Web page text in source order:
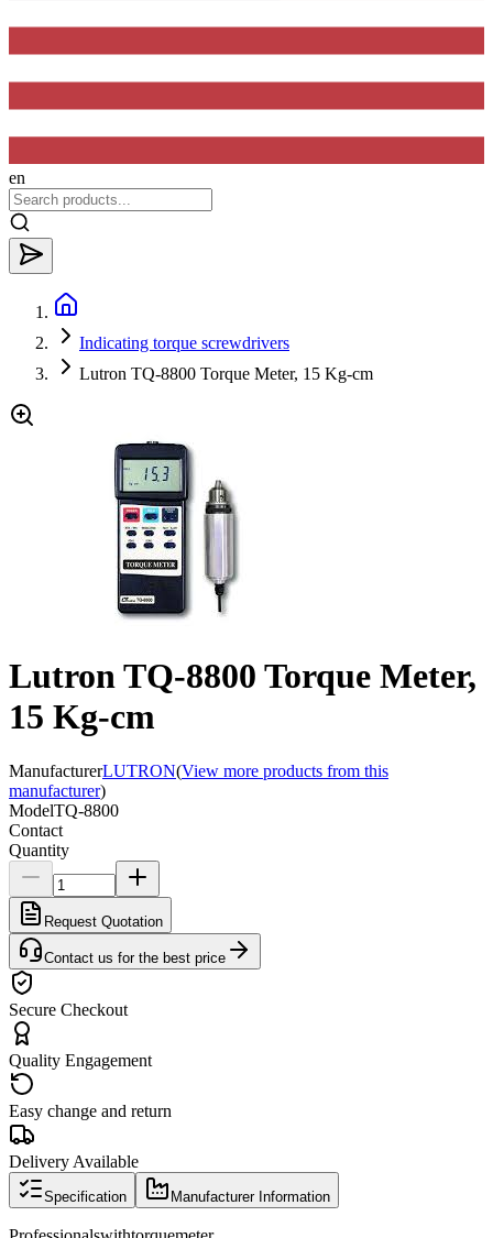
en
Indicating torque screwdrivers
Lutron TQ-8800 Torque Meter, 15 Kg-cm
Lutron TQ-8800 Torque Meter,
15 Kg-cm
ManufacturerLUTRON(View more products from this
manufacturer)
ModelTQ-8800
Contact
Quantity
Request Quotation
Contact us for the best price
Secure Checkout
Quality Engagement
Easy change and return
Delivery Available
Specification Manufacturer Information